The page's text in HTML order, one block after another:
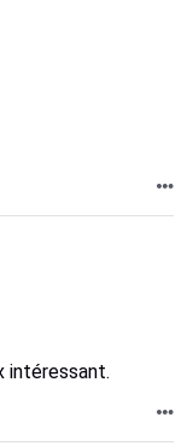
intéressant.